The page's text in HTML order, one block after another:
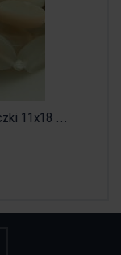
11x18 ...